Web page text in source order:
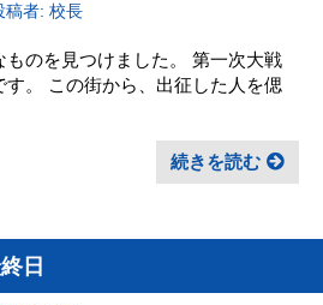
稿者: 校長
のを見つけました。 第一次大戦
。 この街から、出征した人を偲
続きを読む
日